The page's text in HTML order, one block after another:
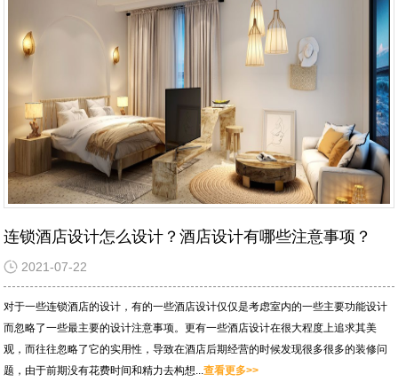
连锁酒店设计怎么设计？酒店设计有哪些注意事项？
2021-07-22
对于一些连锁酒店的设计，有的一些酒店设计仅仅是考虑室内的一些主要功能设计
而忽略了一些最主要的设计注意事项。更有一些酒店设计在很大程度上追求其美
观，而往往忽略了它的实用性，导致在酒店后期经营的时候发现很多很多的装修问
题，由于前期没有花费时间和精力去构想...查看更多>>